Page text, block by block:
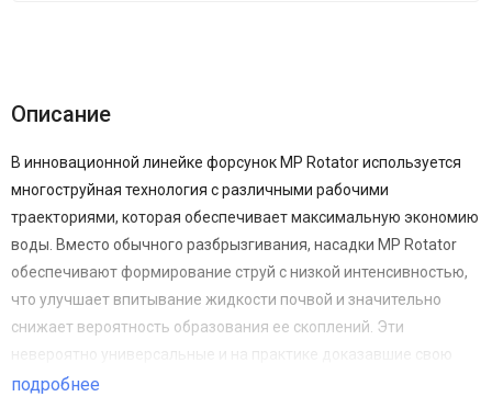
Описание
В инновационной линейке форсунок MP Rotator используется
многоструйная технология с различными рабочими
траекториями, которая обеспечивает максимальную экономию
воды. Вместо обычного разбрызгивания, насадки MP Rotator
обеспечивают формирование струй с низкой интенсивностью,
что улучшает впитывание жидкости почвой и значительно
снижает вероятность образования ее скоплений. Эти
невероятно универсальные и на практике доказавшие свою
эффективность форсунки обеспечивают здоровый и
подробнее